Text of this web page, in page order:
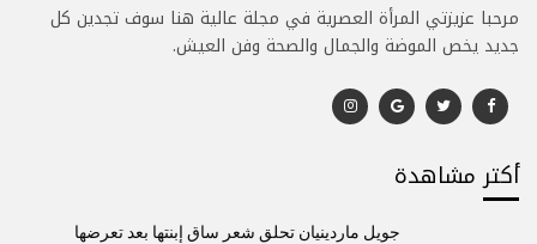
مرحبا عزيزتي المرأة العصرية في مجلة عالية هنا سوف تجدين كل
جديد يخص الموضة والجمال والصحة وفن العيش.
أكتر مشاهدة
جويل ماردينيان تحلق شعر ساق إبنتها بعد تعرضها